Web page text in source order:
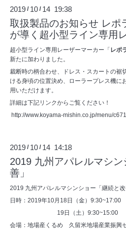
2019 / 10 / 14 19:38
取扱製品のお知らせ レポ
が導く超小型ライン専用
超小型ライン専用レーザーマーカー「レポ
新たに加わりました。
裁断時の柄合わせ、ドレス・スカートの裾
ける身頃の位置決め、ローラープレス機に
用いただけます。
詳細は下記リンクからご覧ください！
http://www.koyama-mishin.co.jp/menu/
2019 / 10 / 14 14:18
2019 九州アパレルマシ
善」
2019 九州アパレルマシンショー「継続と改
日時：2019年10月18日（金）9:30~17:00
19日（土）9:30~15:00
会場：地場産くるめ 久留米地場産業振興